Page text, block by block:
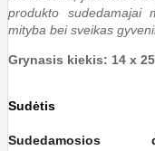
produkto sudedamajai
mityba bei sveikas
Grynasis kiekis: 14 x
Sudėtis
Sudedamosios